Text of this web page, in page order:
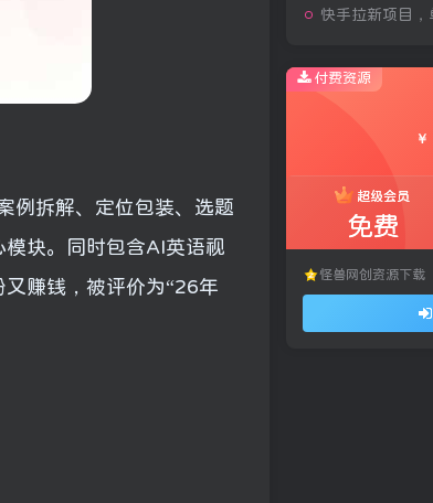
例拆解、定位包装、选题
块。同时包含AI英语视
赚钱，被评价为“26年
付费资源
￥
超级会员
免费
怪兽网创资源下载